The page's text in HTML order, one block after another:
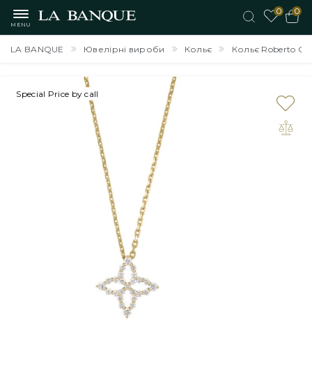
MENU
0
0
LA BANQUE Ювелірні вироби Кольє Кольє Roberto
Special Price by call